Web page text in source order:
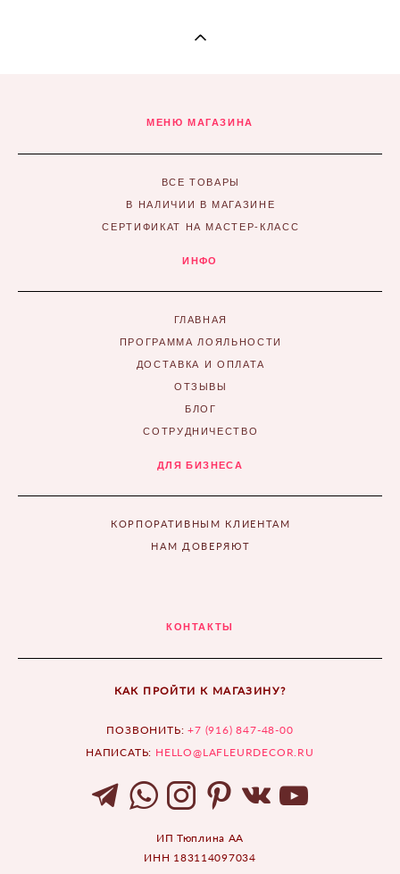
МЕНЮ МАГАЗИНА
ВСЕ ТОВАРЫ
В НАЛИЧИИ В МАГАЗИНЕ
СЕРТИФИКАТ НА МАСТЕР-КЛАСС
ИНФО
ГЛАВНАЯ
ПРОГРАММА ЛОЯЛЬНОСТИ
ДОСТАВКА И ОПЛАТА
ОТЗЫВЫ
БЛОГ
СОТРУДНИЧЕСТВО
ДЛЯ БИЗНЕСА
КОРПОРАТИВНЫМ КЛИЕНТАМ
НАМ ДОВЕРЯЮТ
КОНТАКТЫ
КАК ПРОЙТИ К МАГАЗИНУ?
ПОЗВОНИТЬ:+7 (916) 847-48-00
НАПИСАТЬ: HELLO@LAFLEURDECOR.RU
ИП Тюплина АА
ИНН 183114097034